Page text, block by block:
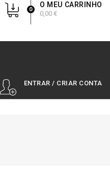
O MEU CARRINHO
0
0,00 €
ENTRAR / CRIAR CONTA